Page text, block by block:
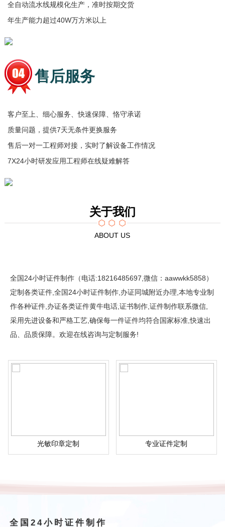
全自动流水线规模化生产，准时按期交货
年生产能力超过40W万方米以上
售后服务
客户至上、细心服务、快速保障、恪守承诺
质量问题，提供7天无条件更换服务
售后一对一工程师对接，实时了解设备工作情况
7X24小时研发应用工程师在线疑难解答
关于我们
ABOUT US
全国24小时证件制作（电话:18216485697,微信：aawwkk5858）
定制各类证件,全国24小时证件制作,办证同城附近办理,本地专业制
作各种证件,办证各类证件黄牛电话,证书制作,证件制作联系微信,
采用先进设备和严格工艺,确保每一件证件均符合国家标准,快速出
品、品质保障。欢迎在线咨询与定制服务!
光敏印章定制 专业证件定制
全国24小时证件制作